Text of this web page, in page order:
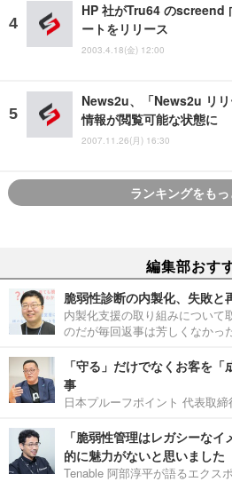
HP 社がTru64 のscreend
ートをリリース
2003.4.18(金) 12:00
News2u、「News2u リ
情報が閲覧可能な状態に
2007.11.26(月) 16:30
ランキングをも
編集部おす
脆弱性診断の内製化、失敗と
内製化支援の取り組みについて
のだが毎回返事は芳しくなかっ
「守る」だけでなくお客を
事
日本プルーフポイント 代表取
「脆弱性管理はレガシーな
的に魅力がないと思いました
Tenable 阿部淳平が語るエクス